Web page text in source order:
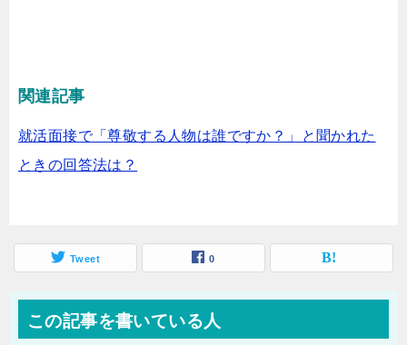
関連記事
就活面接で「尊敬する人物は誰ですか？」と聞かれた
ときの回答法は？
Tweet 0
この記事を書いている人